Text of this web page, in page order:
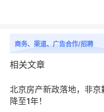
商务、渠道、广告合作/招聘
相关文章
北京房产新政落地，非京
降至1年！